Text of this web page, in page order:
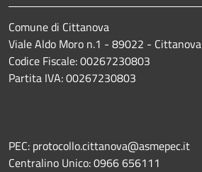
Comune di Cittanova
Viale Aldo Moro n.1 - 89022 - Cittanova
Codice Fiscale: 00267230803
Partita IVA: 00267230803
PEC: protocollo.cittanova@asmepec.it
Centralino Unico: 0966 656111